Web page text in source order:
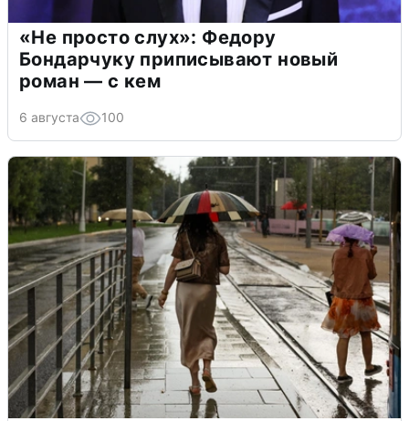
«Не просто слух»: Федору
Бондарчуку приписывают новый
роман — с кем
6 августа 100